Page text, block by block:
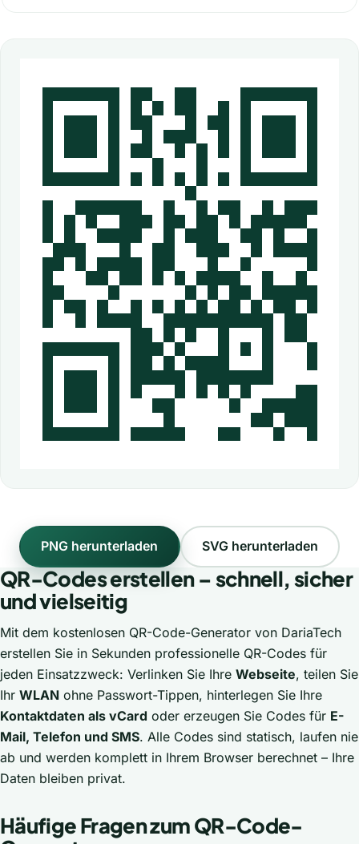
PNG herunterladen SVG herunterladen
QR-Codes erstellen – schnell, sicher
und vielseitig
Mit dem kostenlosen QR-Code-Generator von DariaTech
erstellen Sie in Sekunden professionelle QR-Codes für
jeden Einsatzzweck: Verlinken Sie Ihre Webseite, teilen Sie
Ihr WLAN ohne Passwort-Tippen, hinterlegen Sie Ihre
Kontaktdaten als vCard oder erzeugen Sie Codes für E-
Mail, Telefon und SMS. Alle Codes sind statisch, laufen nie
ab und werden komplett in Ihrem Browser berechnet – Ihre
Daten bleiben privat.
Häufige Fragen zum QR-Code-